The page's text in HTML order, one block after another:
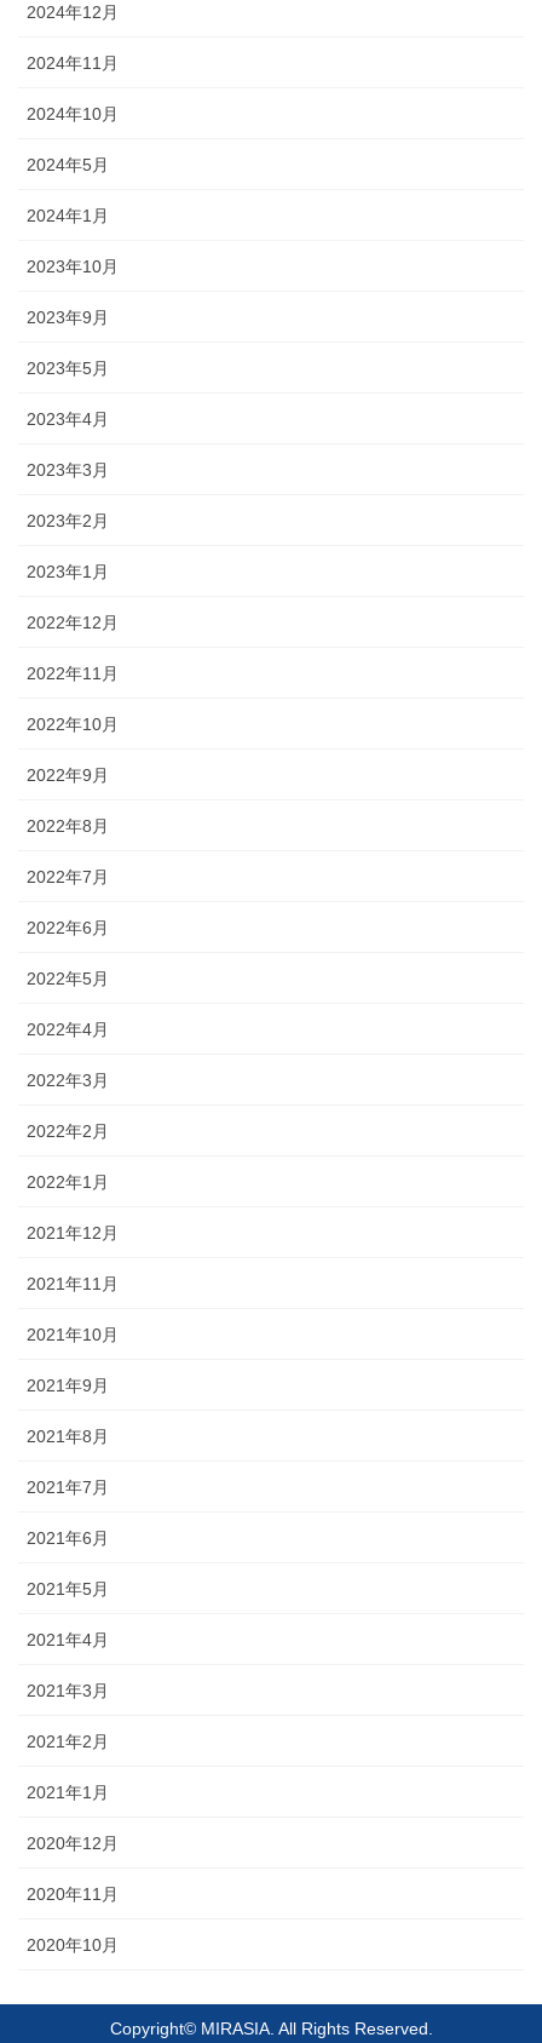
2024年12月
2024年11月
2024年10月
2024年5月
2024年1月
2023年10月
2023年9月
2023年5月
2023年4月
2023年3月
2023年2月
2023年1月
2022年12月
2022年11月
2022年10月
2022年9月
2022年8月
2022年7月
2022年6月
2022年5月
2022年4月
2022年3月
2022年2月
2022年1月
2021年12月
2021年11月
2021年10月
2021年9月
2021年8月
2021年7月
2021年6月
2021年5月
2021年4月
2021年3月
2021年2月
2021年1月
2020年12月
2020年11月
2020年10月
Copyright© MIRASIA. All Rights Reserved.